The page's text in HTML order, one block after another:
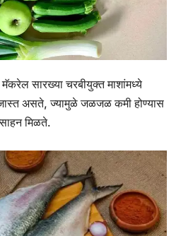
सारख्या चरबीयुक्त माशांमध्ये
असते, ज्यामुळे जळजळ कमी होण्यास
मिळते.